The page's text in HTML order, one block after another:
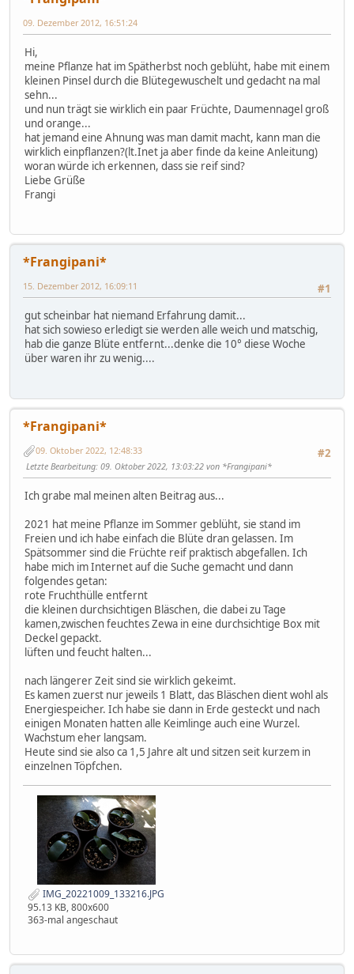
09. Dezember 2012, 16:51:24
Hi,
meine Pflanze hat im Spätherbst noch geblüht, habe mit einem
kleinen Pinsel durch die Blütegewuschelt und gedacht na mal
sehn...
und nun trägt sie wirklich ein paar Früchte, Daumennagel groß
und orange...
hat jemand eine Ahnung was man damit macht, kann man die
wirklich einpflanzen?(lt.Inet ja aber finde da keine Anleitung)
woran würde ich erkennen, dass sie reif sind?
Liebe Grüße
Frangi
*Frangipani*
#1
15. Dezember 2012, 16:09:11
gut scheinbar hat niemand Erfahrung damit...
hat sich sowieso erledigt sie werden alle weich und matschig,
hab die ganze Blüte entfernt...denke die 10° diese Woche
über waren ihr zu wenig....
*Frangipani*
#2
09. Oktober 2022, 12:48:33
Letzte Bearbeitung: 09. Oktober 2022, 13:03:22 von *Frangipani*
Ich grabe mal meinen alten Beitrag aus...
2021 hat meine Pflanze im Sommer geblüht, sie stand im
Freien und ich habe einfach die Blüte dran gelassen. Im
Spätsommer sind die Früchte reif praktisch abgefallen. Ich
habe mich im Internet auf die Suche gemacht und dann
folgendes getan:
rote Fruchthülle entfernt
die kleinen durchsichtigen Bläschen, die dabei zu Tage
kamen,zwischen feuchtes Zewa in eine durchsichtige Box mit
Deckel gepackt.
lüften und feucht halten...
nach längerer Zeit sind sie wirklich gekeimt.
Es kamen zuerst nur jeweils 1 Blatt, das Bläschen dient wohl als
Energiespeicher. Ich habe sie dann in Erde gesteckt und nach
einigen Monaten hatten alle Keimlinge auch eine Wurzel.
Wachstum eher langsam.
Heute sind sie also ca 1,5 Jahre alt und sitzen seit kurzem in
einzelnen Töpfchen.
IMG_20221009_133216.JPG
95.13 KB, 800x600
363-mal angeschaut